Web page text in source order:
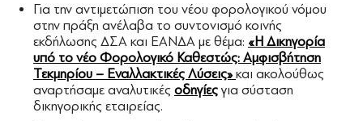
Για την αντιμετώπιση του νέου φορολογικού νόμου
στην πράξη ανέλαβα το συντονισμό κοινής
εκδήλωσης ΔΣΑ και ΕΑΝΔΑ με θέμα: «Η Δικηγορία
υπό το νέο Φορολογικό Καθεστώς: Αμφισβήτηση
Τεκμηρίου – Εναλλακτικές Λύσεις» και ακολούθως
αναρτήσαμε αναλυτικές οδηγίες για σύσταση
δικηγορικής εταιρείας.